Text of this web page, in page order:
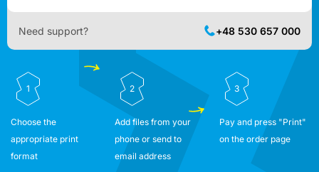
Need support? +48 530 657 000
1
Choose the
appropriate print
format
2
Add files from your
phone or send to
email address
3
Pay and press "Print"
on the order page